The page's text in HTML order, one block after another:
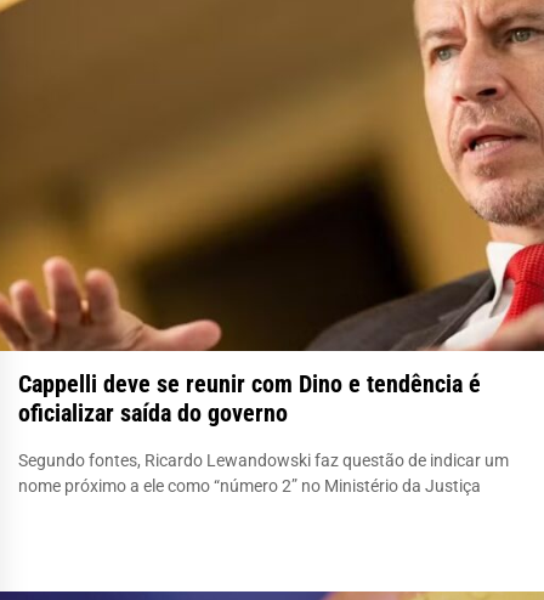
Cappelli deve se reunir com Dino e tendência é
oficializar saída do governo
Segundo fontes, Ricardo Lewandowski faz questão de indicar um
nome próximo a ele como “número 2” no Ministério da Justiça